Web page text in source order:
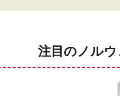
注目のノル